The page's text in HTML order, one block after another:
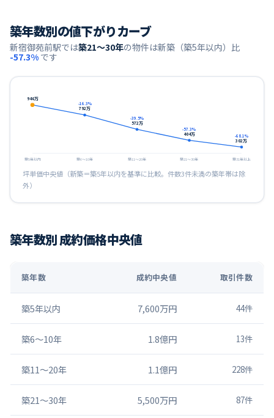
築年数別の値下がりカーブ
新宿御苑前駅では築21〜30年の物件は新築（築5年以内）比
-57.3% です
946万
築5年以内
792万
-16.3%
築6〜10年
572万
-39.5%
築11〜20年
404万
-57.3%
築21〜30年
302万
-68.1 %
築31年以上
坪単価中央値（新築＝築5年以内を基準に比較。件数3件未満の築年帯は除
外）
築年数別 成約価格中央値
築年数 成約中央値 取引件数
築5年以内 7,600万円 44件
築6〜10年 1.8億円 13件
築11〜20年 1.1億円 228件
築21〜30年 5,500万円 87件